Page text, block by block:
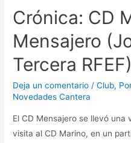
Crónica: CD
Mensajero
Tercera
Deja un comentario /Club,
Novedades Cantera
El CD Mensajero se llevó
visita al CD Marino, en un